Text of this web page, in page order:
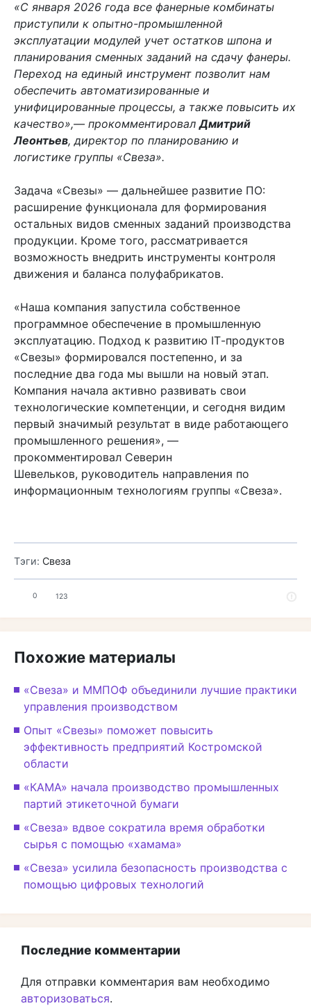
«С января 2026 года все фанерные комбинаты
приступили к опытно-промышленной
эксплуатации модулей учет остатков шпона и
планирования сменных заданий на сдачу фанеры.
Переход на единый инструмент позволит нам
обеспечить автоматизированные и
унифицированные процессы, а также повысить их
качество»,— прокомментировалДмитрий
Леонтьев, директор по планированию и
логистике группы «Свеза».
Задача «Свезы» — дальнейшее развитие ПО:
расширение функционала для формирования
остальных видов сменных заданий производства
продукции. Кроме того, рассматривается
возможность внедрить инструменты контроля
движения и баланса полуфабрикатов.
«Наша компания запустила собственное
программное обеспечение в промышленную
эксплуатацию. Подход к развитию IT-продуктов
«Свезы» формировался постепенно, и за
последние два года мы вышли на новый этап.
Компания начала активно развивать свои
технологические компетенции, и сегодня видим
первый значимый результат в виде работающего
промышленного решения», —
прокомментировал Северин
Шевельков, руководитель направления по
информационным технологиям группы «Свеза».
Тэги: Свеза
0 123
Похожие материалы
«Свеза» и ММПОФ объединили лучшие практики
управления производством
Опыт «Свезы» поможет повысить
эффективность предприятий Костромской
области
«КАМА» начала производство промышленных
партий этикеточной бумаги
«Свеза» вдвое сократила время обработки
сырья с помощью «хамама»
«Свеза» усилила безопасность производства с
помощью цифровых технологий
Последние комментарии
Для отправки комментария вам необходимо
авторизоваться.